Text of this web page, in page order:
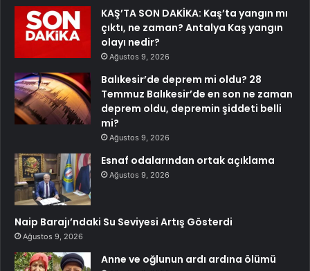
KAŞ’TA SON DAKİKA: Kaş’ta yangın mı
çıktı, ne zaman? Antalya Kaş yangın
olayı nedir?
Ağustos 9, 2026
Balıkesir’de deprem mi oldu? 28
Temmuz Balıkesir’de en son ne zaman
deprem oldu, depremin şiddeti belli
mi?
Ağustos 9, 2026
Esnaf odalarından ortak açıklama
Ağustos 9, 2026
Naip Barajı’ndaki Su Seviyesi Artış Gösterdi
Ağustos 9, 2026
Anne ve oğlunun ardı ardına ölümü